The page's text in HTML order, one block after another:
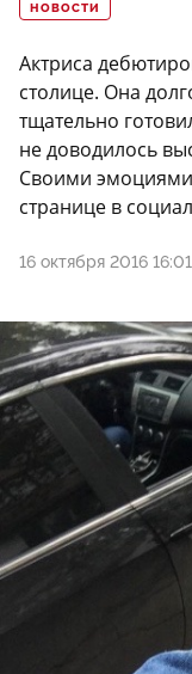
НОВОСТИ
Актриса
столице. Она
тщательно
не доводилось
Своими эмоциями
странице в
16 октября 2016 16:01